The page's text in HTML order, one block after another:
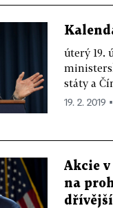
úterý 19.
státy a
19. 2. 2019
Akcie v
na